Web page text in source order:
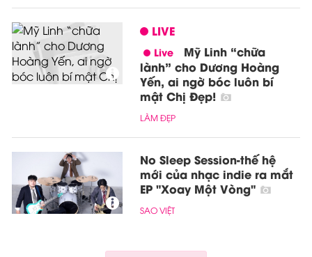
LIVE
Mỹ Linh “chữa
lành” cho Dương Hoàng
Yến, ai ngờ bóc luôn bí
mật Chị Đẹp!
LÀM ĐẸP
No Sleep Session-thế hệ
mới của nhạc indie ra mắt
EP "Xoay Một Vòng"
SAO VIỆT